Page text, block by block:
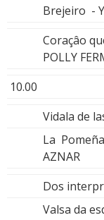
Brejeiro -
Coraçâo
POLLY
10.00
Vidala de
La
AZNAR
Dos
Valsa da